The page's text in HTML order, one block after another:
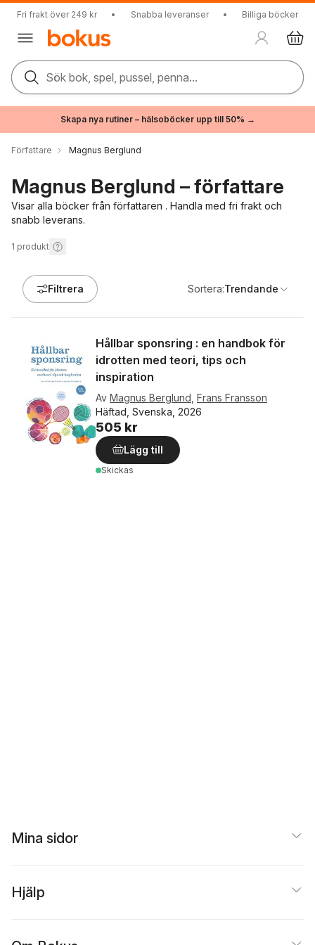
Fri frakt över 249 kr • Snabba leveranser • Billiga böcker
Sök bok, spel, pussel, penna...
Skapa nya rutiner – hälsoböcker upp till 50% →
Författare Magnus Berglund
Magnus Berglund – författare
Visar alla böcker från författaren . Handla med fri frakt och
snabb leverans.
1 produkt
Filtrera Sortera:Trendande
Hållbar sponsring : en handbok för
idrotten med teori, tips och
inspiration
Av Magnus Berglund Frans Fransson
Häftad, Svenska, 2026
505 kr
Lägg till
Skickas
Mina sidor
Hjälp